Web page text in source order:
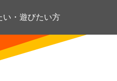
い・遊びたい方